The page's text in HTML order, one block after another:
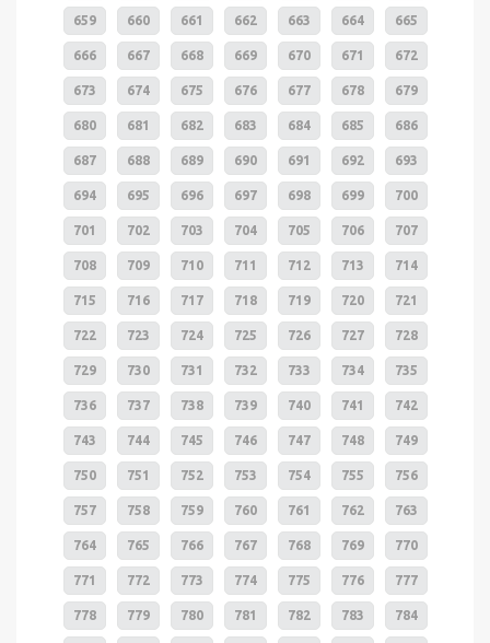
659 660 661 662 663 664 665
666 667 668 669 670 671 672
673 674 675 676 677 678 679
680 681 682 683 684 685 686
687 688 689 690 691 692 693
694 695 696 697 698 699 700
701 702 703 704 705 706 707
708 709 710 711 712 713 714
715 716 717 718 719 720 721
722 723 724 725 726 727 728
729 730 731 732 733 734 735
736 737 738 739 740 741 742
743 744 745 746 747 748 749
750 751 752 753 754 755 756
757 758 759 760 761 762 763
764 765 766 767 768 769 770
771 772 773 774 775 776 777
778 779 780 781 782 783 784